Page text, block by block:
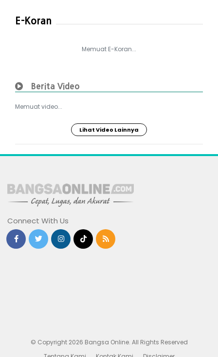
E-Koran
Memuat E-Koran...
Berita Video
Memuat video...
Lihat Video Lainnya
Connect With Us
© Copyright 2026 Bangsa Online. All Rights Reserved